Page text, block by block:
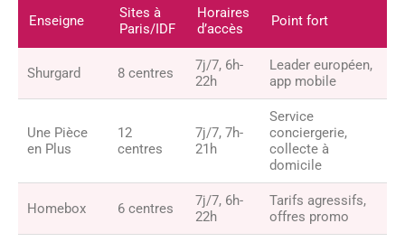
Enseigne
Sites à
Paris/IDF
Horaires
d’accès
Point fort
Shurgard 8 centres
7j/7, 6h-
22h
Leader européen,
app mobile
Une Pièce
en Plus
12
centres
7j/7, 7h-
21h
Service
conciergerie,
collecte à
domicile
Homebox 6 centres
7j/7, 6h-
22h
Tarifs agressifs,
offres promo